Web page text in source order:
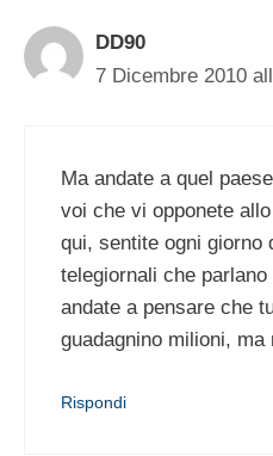
DD90
7 Dicembre 2010
Ma andate a quel
voi che vi opponete
qui, sentite ogni giorno
telegiornali che
andate a pensare che
guadagnino milioni,
Rispondi